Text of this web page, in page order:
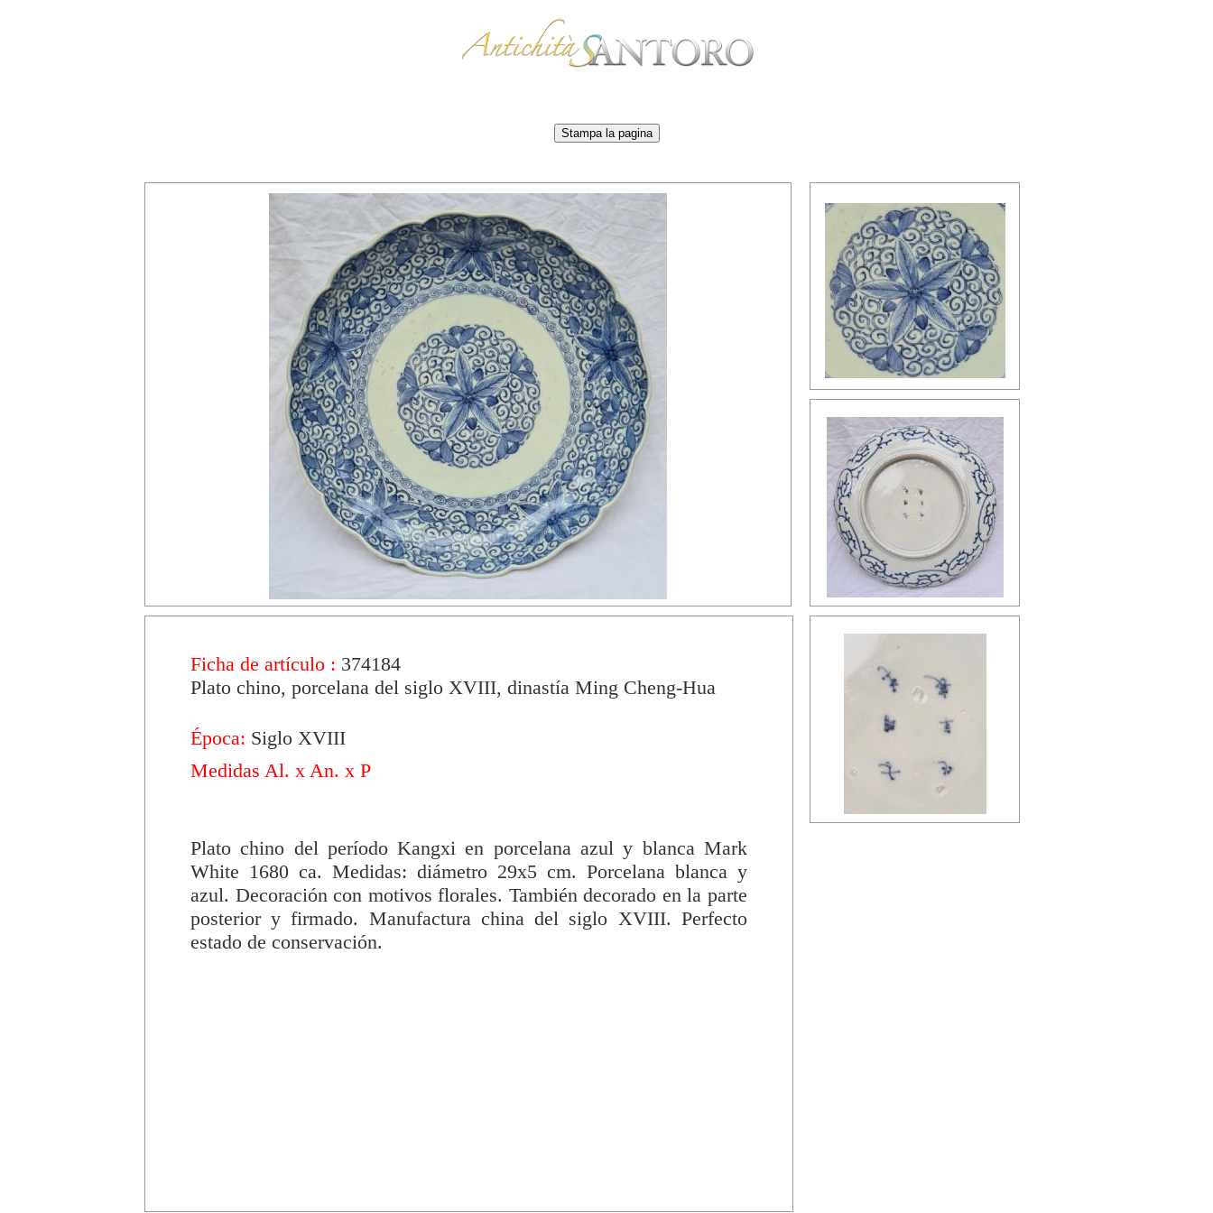
Ficha de artículo : 374184
Plato chino, porcelana del siglo XVIII, dinastía Ming Cheng-Hua
Época: Siglo XVIII
Medidas Al. x An. x P
Plato chino del período Kangxi en porcelana azul y blanca Mark
White 1680 ca. Medidas: diámetro 29x5 cm. Porcelana blanca y
azul. Decoración con motivos florales. También decorado en la parte
posterior y firmado. Manufactura china del siglo XVIII. Perfecto
estado de conservación.